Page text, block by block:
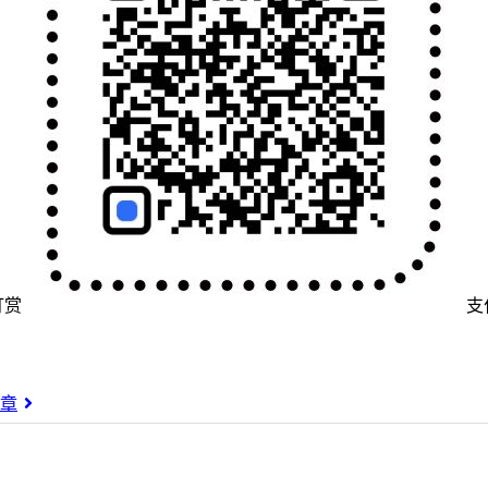
赏 支